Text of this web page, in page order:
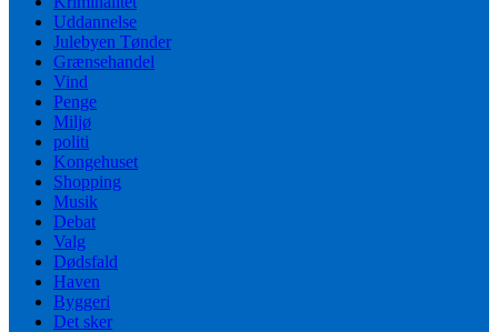
Uddannelse
Julebyen Tønder
Grænsehandel
Vind
Penge
Miljø
politi
Kongehuset
Shopping
Musik
Debat
Valg
Dødsfald
Haven
Byggeri
Det sker